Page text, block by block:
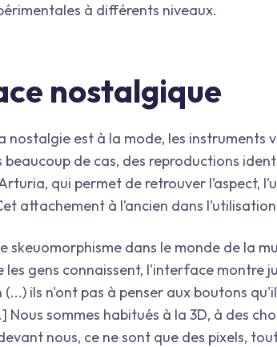
à différents niveaux.
nostalgique
nostalgie est à la mode, les
beaucoup de cas, des reproductions
qui permet de retrouver l’aspect,
attachement à l’ancien dans
skeuomorphisme dans le monde de la
les gens connaissent, l'interface montre
ils n'ont pas à penser aux boutons
Nous sommes habitués à la 3D, à des
nous, ce ne sont que des pixels,